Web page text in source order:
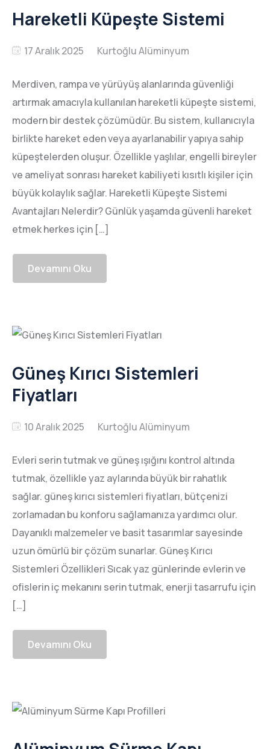
Hareketli Küpeşte Sistemi
17 Aralık 2025
Merdiven, rampa ve yürüyüş alanlarında güvenliği
artırmak amacıyla kullanılan hareketli küpeşte sistemi,
modern bir destek çözümüdür. Bu sistem, kullanıcıyla
birlikte hareket eden veya ayarlanabilir yapıya sahip
küpeştelerden oluşur. Özellikle yaşlılar, engelli bireyler
ve ameliyat sonrası hareket kabiliyeti kısıtlı kişiler için
büyük kolaylık sağlar. Hareketli Küpeşte Sistemi
Avantajları Nelerdir? Günlük yaşamda güvenli hareket
etmek herkes için […]
Devamını Oku
Güneş Kırıcı Sistemleri
Fiyatları
10 Aralık 2025
Evleri serin tutmak ve güneş ışığını kontrol altında
tutmak, özellikle yaz aylarında büyük bir rahatlık
sağlar. güneş kırıcı sistemleri fiyatları, bütçenizi
zorlamadan bu konforu sağlamanıza yardımcı olur.
Dayanıklı malzemeler ve basit tasarımlar sayesinde
uzun ömürlü bir çözüm sunarlar. Güneş Kırıcı
Sistemleri Özellikleri Sıcak yaz günlerinde evlerin ve
ofislerin iç mekanını serin tutmak, enerji tasarrufu için
[…]
Devamını Oku